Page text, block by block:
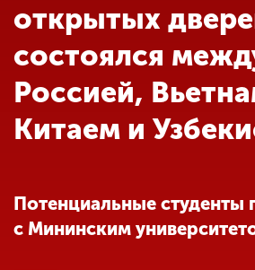
Абитуриенту
Обучение
Наука
Международная
деятельность
открытых
состоялся
Россией,
Китаем и
Потенциальные студенты
с Мининским